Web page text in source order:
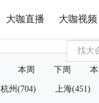
大咖直播 大咖视频
本周 下周
杭州(704) 上海(451)